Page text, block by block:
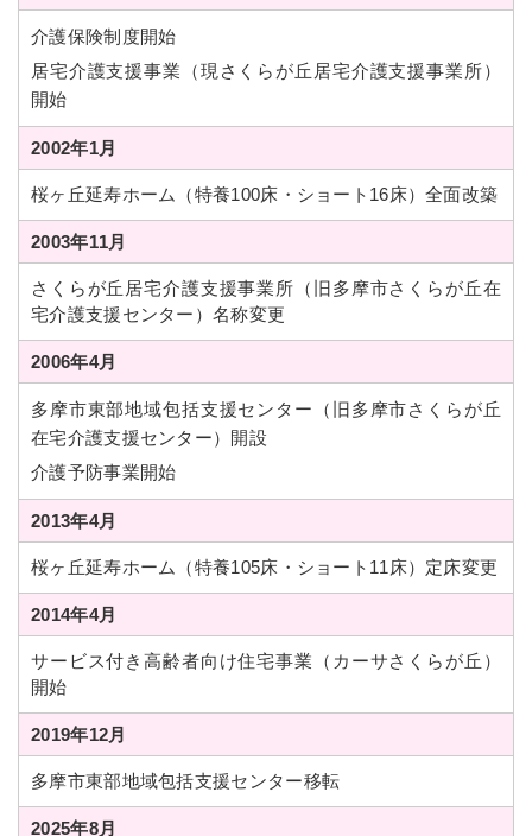
介護保険制度開始
居宅介護支援事業（現さくらが丘居宅介護支援事業所）
開始
2002年1月
桜ヶ丘延寿ホーム（特養100床・ショート16床）全面改築
2003年11月
さくらが丘居宅介護支援事業所（旧多摩市さくらが丘在
宅介護支援センター）名称変更
2006年4月
多摩市東部地域包括支援センター（旧多摩市さくらが丘
在宅介護支援センター）開設
介護予防事業開始
2013年4月
桜ヶ丘延寿ホーム（特養105床・ショート11床）定床変更
2014年4月
サービス付き高齢者向け住宅事業（カーサさくらが丘）
開始
2019年12月
多摩市東部地域包括支援センター移転
2025年8月